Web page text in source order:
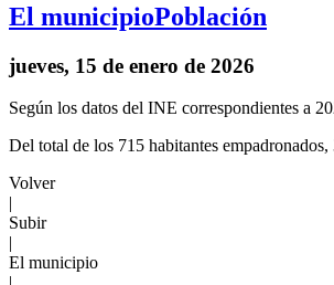
El municipioPoblación
jueves, 15 de enero de 2026
Según los datos del INE correspondientes a
Del total de los 715 habitantes
Volver
|
Subir
|
El municipio